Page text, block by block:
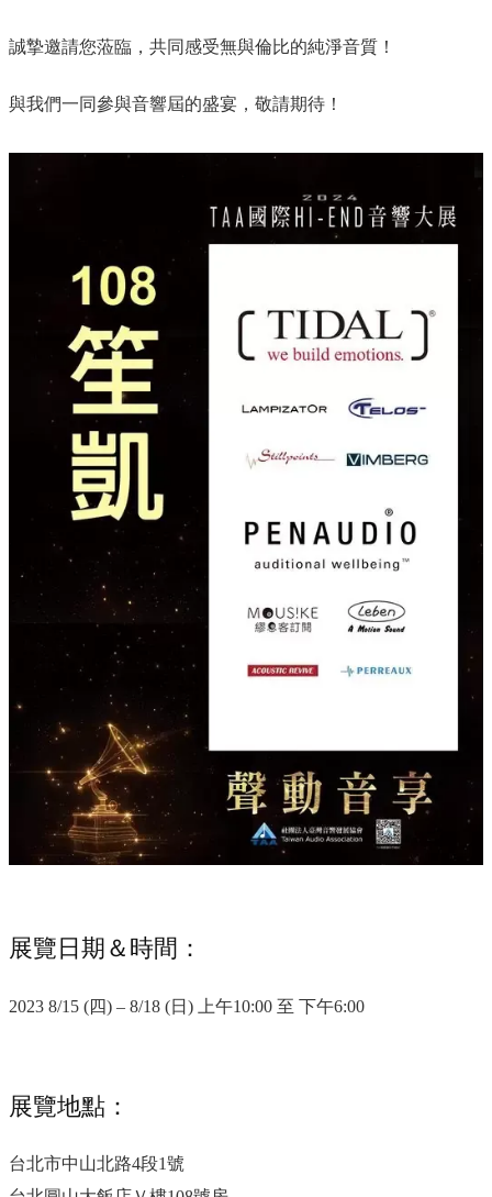
誠摯邀請您蒞臨，共同感受無與倫比的純淨音質！
與我們一同參與音響屆的盛宴，敬請期待！
展覽日期＆時間：
2023 8/15 (四) – 8/18 (日) 上午10:00 至 下午6:00
展覽地點：
台北市中山北路4段1號